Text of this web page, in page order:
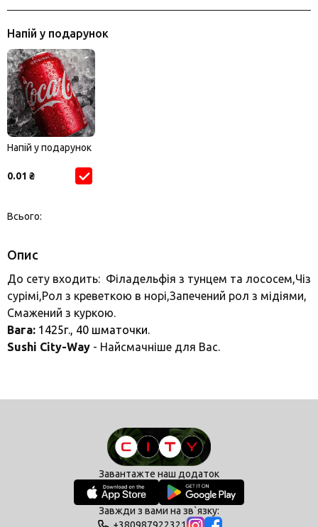
Напій у подарунок
Напій у подарунок
0.01 ₴
Всього:
Опис
До сету входить: Філадельфія з тунцем та лососем,Чіз
сурімі,Рол з креветкою в норі,Запечений рол з мідіями,
Смажений з куркою.
Вага: 1425г., 40 шматочки.
Sushi City-Way - Найсмачніше для Вас.
Завантажте наш додаток
Завжди з вами на зв`язку: